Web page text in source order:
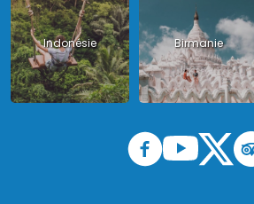
Indonésie Birmanie